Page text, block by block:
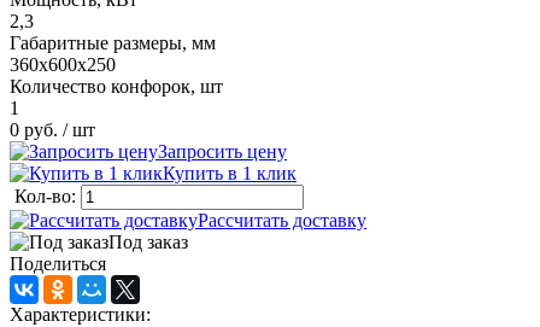
2,3
Габаритные размеры, мм
360х600х250
Количество конфорок, шт
1
0 руб. / шт
Запросить цену
Купить в 1 клик
Кол-во:
Рассчитать доставку
Под заказ
Поделиться
Характеристики: